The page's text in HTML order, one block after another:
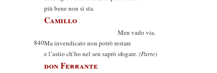
più bene non si sta.
Camillo
Men vado via.
840Ma invendicato non potrò restare
e l’astio ch’ho nel sen saprò sfogare.(Parte)
don Ferrante